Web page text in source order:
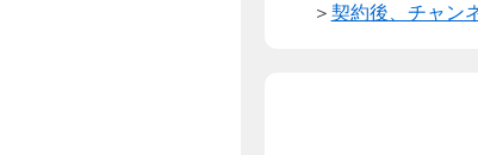
＞ 契約後、チャン